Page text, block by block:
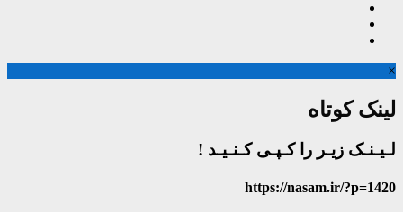
×
لینک کوتاه
لـیـنـک زیـر را کـپـی کـنـیـد !
https://nasam.ir/?p=1420